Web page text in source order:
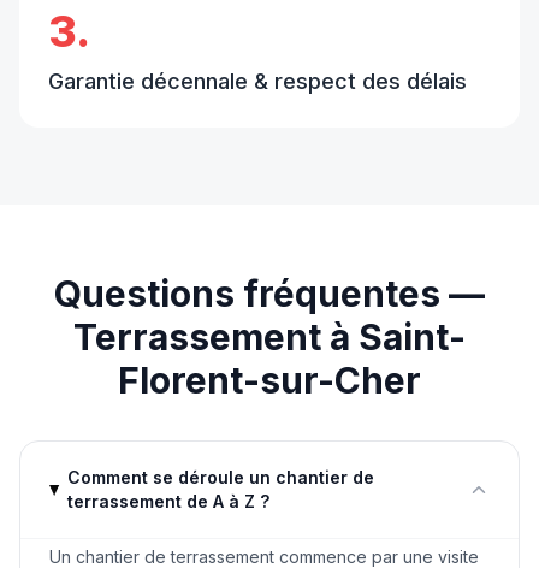
3.
Garantie décennale & respect des délais
Questions fréquentes —
Terrassement à Saint-
Florent-sur-Cher
Comment se déroule un chantier de
terrassement de A à Z ?
Un chantier de terrassement commence par une visite